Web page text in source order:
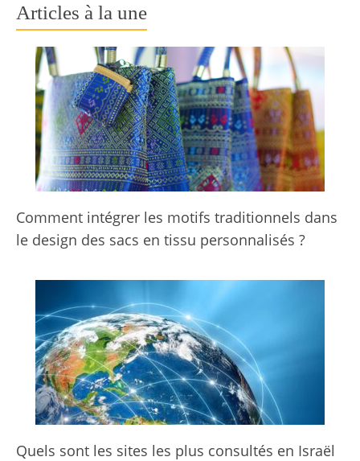
Articles à la une
Comment intégrer les motifs traditionnels dans
le design des sacs en tissu personnalisés ?
Quels sont les sites les plus consultés en Israël